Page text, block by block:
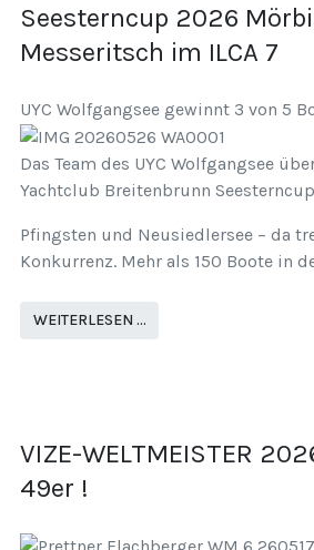
Seesterncup 2026
Messeritsch im ILCA 7
UYC Wolfgangsee gewinnt 3 von 5
Das Team des UYC Wolfgangsee
Yachtclub Breitenbrunn
Pfingsten und Neusiedlersee – da
Konkurrenz. Mehr als 150 Boote in
WEITERLESEN …
VIZE-WELTMEISTER
49er !